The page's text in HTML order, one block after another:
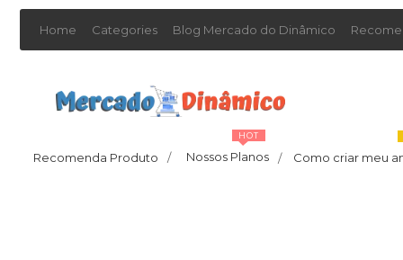
Home Categories Blog Mercado do Dinâmico
Recomenda Produto / Nossos Planos /
HOT
Como criar meu